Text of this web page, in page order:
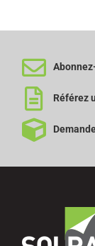
Référez